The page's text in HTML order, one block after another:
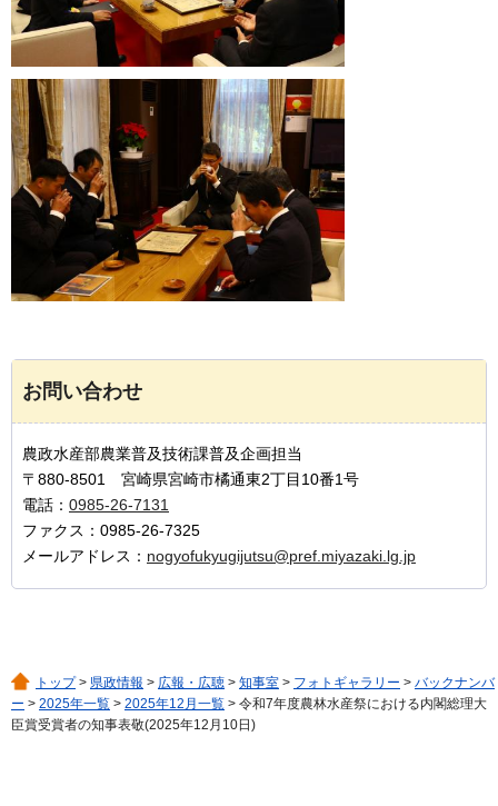
お問い合わせ
農政水産部農業普及技術課普及企画担当
〒880-8501 宮崎県宮崎市橘通東2丁目10番1号
電話： 0985-26-7131
ファクス：0985-26-7325
メールアドレス： nogyofukyugijutsu@pref.miyazaki.lg.jp
トップ> 県政情報 > 広報・広聴 > 知事室 > フォトギャラリー > バックナンバ
ー > 2025年一覧 > 2025年12月一覧 > 令和7年度農林水産祭における内閣総理大
臣賞受賞者の知事表敬(2025年12月10日)